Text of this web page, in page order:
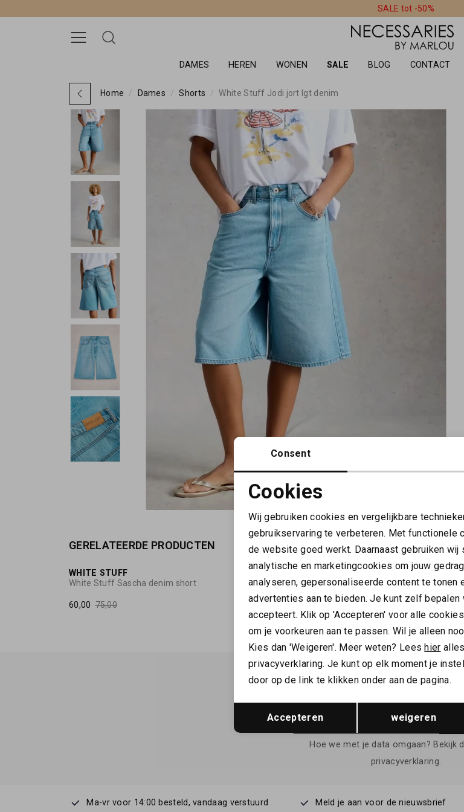
SALE tot -50%
DAMES HEREN WONEN SALE BLOG CONTACT
Home Dames Shorts White Stuff Jodi jort lgt denim
GERELATEERDE PRODUCTEN
SALE
WHITE STUFF
White Stuff Sascha denim short
60,00 75,00
ALTIJD ALS EERSTE OP DE
Hoe we met je data omgaan? Bekijk
privacyverklaring.
Ma-vr voor 14:00 besteld, vandaag verstuurd Meld je aan voor de nieuwsbrief
Noodzakelijke cookies
Analytische cookies
Terug
Consent
Cookies
Wij gebruiken cookies en vergelijkbare
gebruikservaring te verbeteren. Met functionele
de website goed werkt. Daarnaast gebruiken wij
analytische en marketingcookies om jouw
analyseren, gepersonaliseerde content te tonen
advertenties aan te bieden. Je kunt zelf
accepteert. Klik op 'Accepteren' voor alle
om je voorkeuren aan te passen. Wil je alleen
Kies dan 'Weigeren'. Meer weten? Leeshier
privacyverklaring. Je kunt op elk moment je
door op de link te klikken onder aan de pagina.
Accepteren weigeren